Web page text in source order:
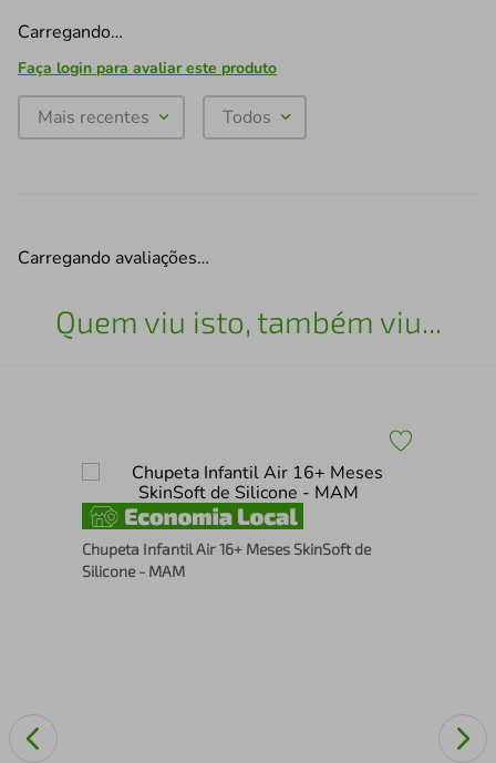
Carregando…
Faça login para avaliar este produto
Mais recentes Todos
Carregando avaliações…
Quem viu isto, também viu...
Chupeta Infantil Air 16+ Meses SkinSoft de
Silicone - MAM